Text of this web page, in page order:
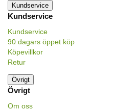
Kundservice
Kundservice
Kundservice
90 dagars öppet köp
Köpevillkor
Retur
Övrigt
Övrigt
Om oss